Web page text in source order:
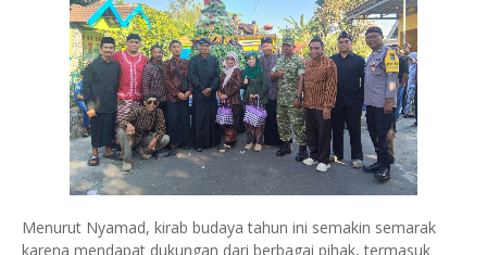
Menurut Nyamad, kirab budaya tahun ini semakin semarak
karena mendapat dukungan dari berbagai pihak, termasuk